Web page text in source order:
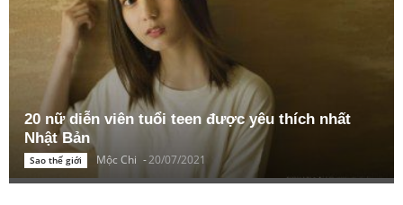
20 nữ diễn viên tuổi teen được yêu thích nhất
Nhật Bản
Sao thế giới Mộc Chi -20/07/2021